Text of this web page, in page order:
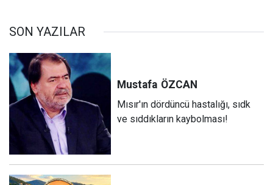
SON YAZILAR
Mustafa ÖZCAN
Mısır'ın dördüncü hastalığı, sıdk
ve sıddıkların kaybolması!